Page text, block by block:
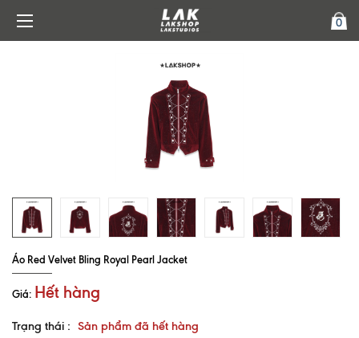
0
Áo Red Velvet Bling Royal Pearl Jacket
Giá: Hết hàng
Trạng thái : Sản phẩm đã hết hàng